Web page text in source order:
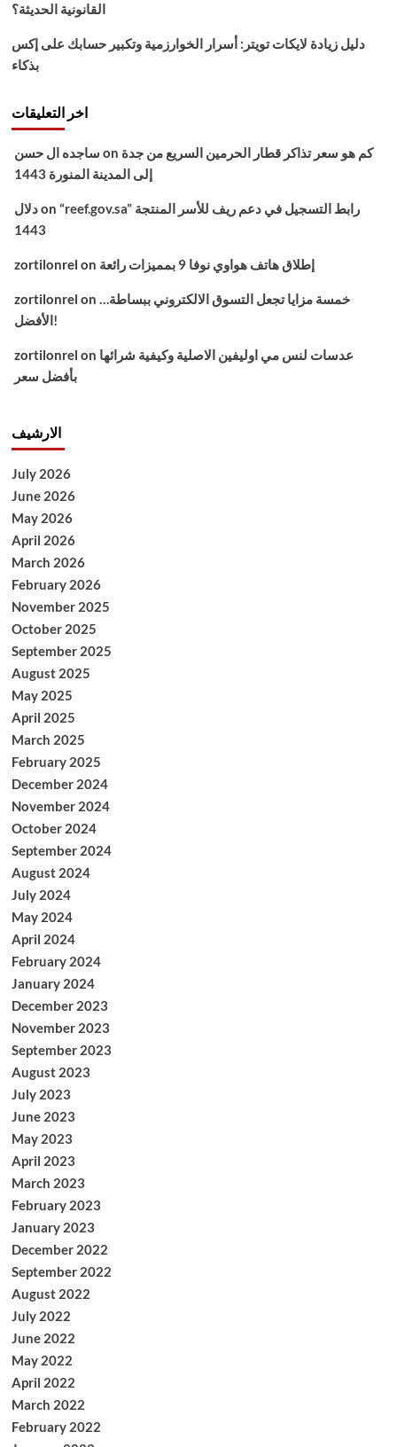
القانونية الحديثة؟
دليل زيادة لايكات تويتر: أسرار الخوارزمية وتكبير حسابك على إكس
بذكاء
اخر التعليقات
ساجده ال حسن on كم هو سعر تذاكر قطار الحرمين السريع من جدة
إلى المدينة المنورة 1443
دلالon “reef.gov.sa” رابط التسجيل في دعم ريف للأسر المنتجة
1443
zortilonrel on إطلاق هاتف هواوي نوفا 9 بمميزات رائعة
zortilonrel on خمسة مزايا تجعل التسوق الالكتروني ببساطة…
الأفضل!
zortilonrel on عدسات لنس مي اوليفين الاصلية وكيفية شرائها
بأفضل سعر
الارشيف
July 2026
June 2026
May 2026
April 2026
March 2026
February 2026
November 2025
October 2025
September 2025
August 2025
May 2025
April 2025
March 2025
February 2025
December 2024
November 2024
October 2024
September 2024
August 2024
July 2024
May 2024
April 2024
February 2024
January 2024
December 2023
November 2023
September 2023
August 2023
July 2023
June 2023
May 2023
April 2023
March 2023
February 2023
January 2023
December 2022
September 2022
August 2022
July 2022
June 2022
May 2022
April 2022
March 2022
February 2022